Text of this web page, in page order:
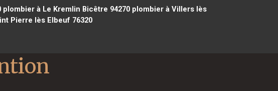
plombier à Le Kremlin Bicêtre 94270plombier à Villers lès
Pierre lès Elbeuf 76320